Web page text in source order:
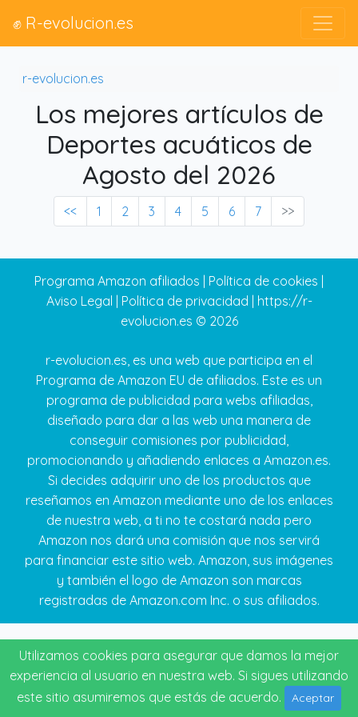
✊ R-evolucion.es
r-evolucion.es
Los mejores artículos de
Deportes acuáticos de
Agosto del 2026
<< 1 2 3 4 5 6 7 >>
Programa Amazon afiliados | Política de cookies |
Aviso Legal | Política de privacidad | https://r-
evolucion.es © 2026
r-evolucion.es, es una web que participa en el
Programa de Amazon EU de afiliados. Este es un
programa de publicidad para webs afiliadas,
diseñado para dar a las web una manera de
conseguir comisiones por publicidad,
promocionando y añadiendo enlaces a Amazon.es.
Si decides adquirir uno de los productos que
reseñamos en Amazon mediante uno de los enlaces
de nuestra web, a ti no te costará nada pero
Amazon nos dará una comisión que nos servirá
para financiar este sitio web. Amazon, sus imágenes
y también el logo de Amazon son marcas
registradas de Amazon.com Inc. o sus afiliados.
Utilizamos cookies para asegurar que damos la mejor
experiencia al usuario en nuestra web. Si sigues utilizando
este sitio asumiremos que estás de acuerdo.
Aceptar